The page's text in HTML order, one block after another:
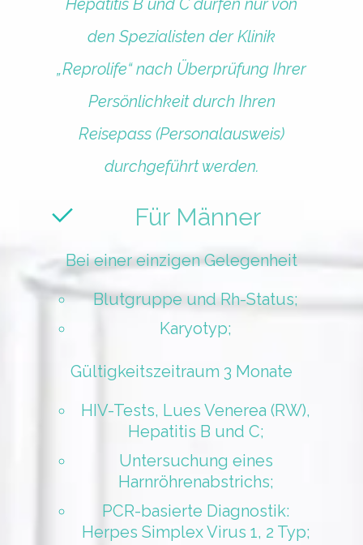
Hepatitis B und C dürfen nur von
den Spezialisten der Klinik
„Reprolife“ nach Überprüfung Ihrer
Persönlichkeit durch Ihren
Reisepass (Personalausweis)
durchgeführt werden.
Für Männer
Bei einer einzigen Gelegenheit
Blutgruppe und Rh-Status;
Karyotyp;
Gültigkeitszeitraum 3 Monate
HIV-Tests, Lues Venerea (RW),
Hepatitis B und C;
Untersuchung eines
Harnröhrenabstrichs;
PCR-basierte Diagnostik:
Herpes Simplex Virus 1, 2 Typ;